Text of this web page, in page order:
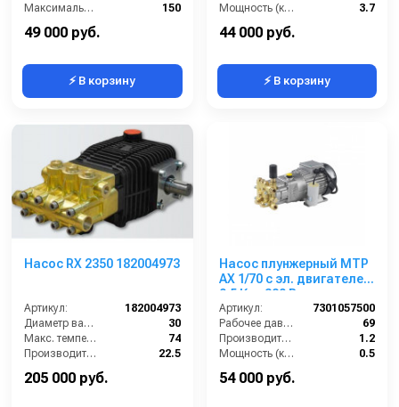
Максимальное давление воды (бар):
150
Объём заливаемого масла (л):
49 000 руб.
⚡ В корзину
Мощность (кВт):
3.7
Обороты двигателя (об/мин):
44 000 руб.
⚡ В корзину
Насос RX 2350 182004973
Артикул:
182004973
Диаметр вала (мм):
30
Макс. температура воды (°C):
74
Производительность (л/мин):
22.5
205 000 руб.
Насос плунжерный MTP
AX 1/70 с эл. двигателем
0,5 Квт 380 В
Артикул:
7301057500
Рабочее давление (бар):
69
Производительность (л/мин):
1.2
Мощность (кВт):
0.5
54 000 руб.